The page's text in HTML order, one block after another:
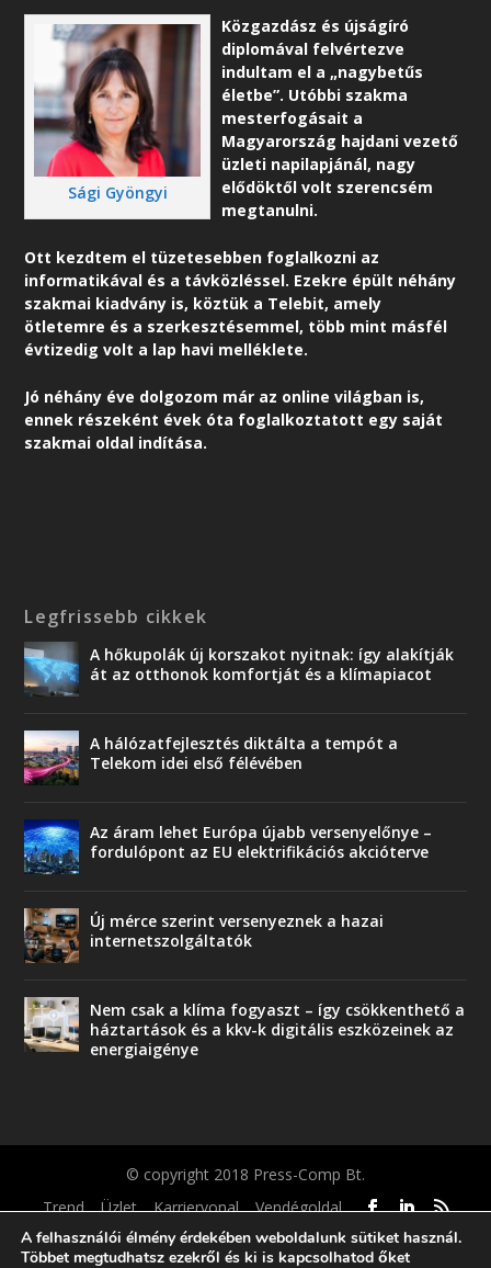
Sági Gyöngyi
Közgazdász és újságíró
diplomával felvértezve
indultam el a „nagybetűs
életbe”. Utóbbi szakma
mesterfogásait a
Magyarország hajdani vezető
üzleti napilapjánál, nagy
elődöktől volt szerencsém
megtanulni.
Ott kezdtem el tüzetesebben foglalkozni az
informatikával és a távközléssel. Ezekre épült néhány
szakmai kiadvány is, köztük a Telebit, amely
ötletemre és a szerkesztésemmel, több mint másfél
évtizedig volt a lap havi melléklete.
Jó néhány éve dolgozom már az online világban is,
ennek részeként évek óta foglalkoztatott egy saját
szakmai oldal indítása.
Legfrissebb cikkek
A hőkupolák új korszakot nyitnak: így alakítják
át az otthonok komfortját és a klímapiacot
A hálózatfejlesztés diktálta a tempót a
Telekom idei első félévében
Az áram lehet Európa újabb versenyelőnye –
fordulópont az EU elektrifikációs akcióterve
Új mérce szerint versenyeznek a hazai
internetszolgáltatók
Nem csak a klíma fogyaszt – így csökkenthető a
háztartások és a kkv-k digitális eszközeinek az
energiaigénye
© copyright 2018 Press-Comp Bt.
Trend
Üzlet Karriervonal
Vendégoldal
A felhasználói élmény érdekében weboldalunk sütiket használ.
Többet megtudhatsz ezekről és ki is kapcsolhatod őket